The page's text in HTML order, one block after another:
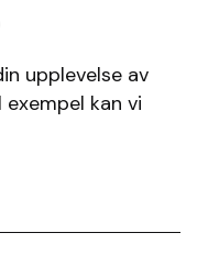
upplevelse av
kan vi